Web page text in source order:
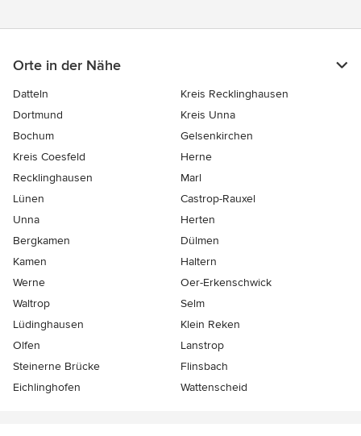
Orte in der Nähe
Datteln
Kreis Recklinghausen
Dortmund
Kreis Unna
Bochum
Gelsenkirchen
Kreis Coesfeld
Herne
Recklinghausen
Marl
Lünen
Castrop-Rauxel
Unna
Herten
Bergkamen
Dülmen
Kamen
Haltern
Werne
Oer-Erkenschwick
Waltrop
Selm
Lüdinghausen
Klein Reken
Olfen
Lanstrop
Steinerne Brücke
Flinsbach
Eichlinghofen
Wattenscheid